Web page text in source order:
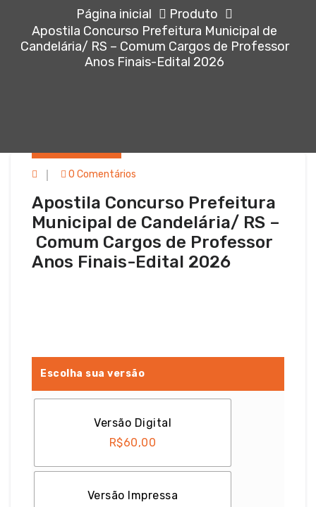
Página inicial
Produto
Apostila Concurso Prefeitura Municipal de
Candelária/ RS – Comum Cargos de Professor
Anos Finais-Edital 2026
0 Comentários
Apostila Concurso Prefeitura
Municipal de Candelária/ RS –
Comum Cargos de Professor
Anos Finais-Edital 2026
Escolha sua versão
Versão Digital
R$60,00
Versão Impressa